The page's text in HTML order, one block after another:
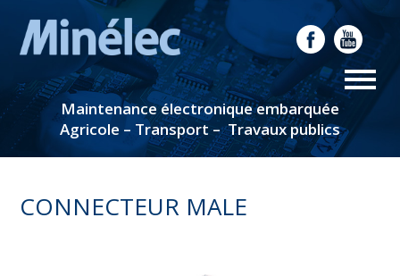
Maintenance électronique embarquée
Agricole – Transport – Travaux publics
CONNECTEUR MALE